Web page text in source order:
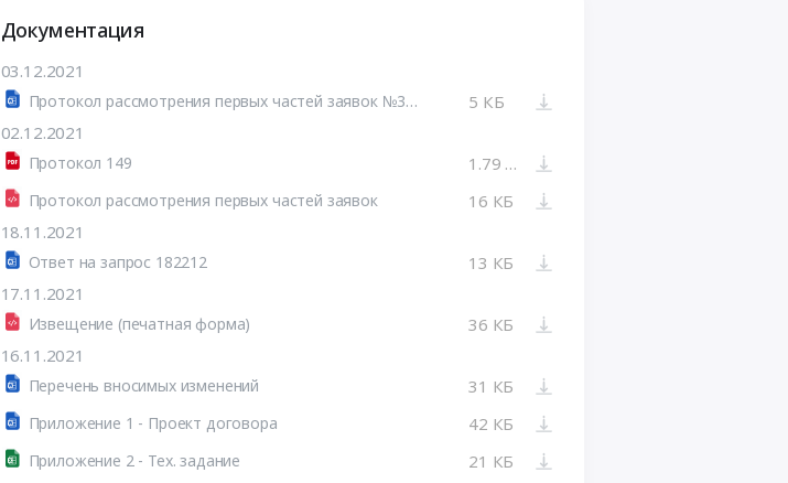
Документация
03.12.2021
Протокол рассмотрения первых частей заявок №32110810246-01
5 КБ
02.12.2021
Протокол 149 1.79 МБ
Протокол рассмотрения первых частей заявок
16 КБ
18.11.2021
Ответ на запрос 182212
13 КБ
17.11.2021
Извещение (печатная форма)
36 КБ
16.11.2021
Перечень вносимых изменений 31 КБ
Приложение 1 - Проект договора 42 КБ
Приложение 2 - Тех. задание 21 КБ